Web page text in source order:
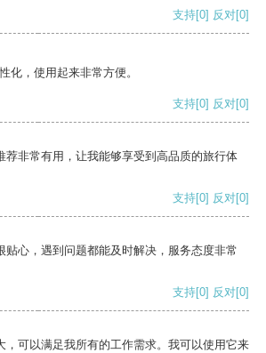
支持[0] 反对[0]
化，使用起来非常方便。
支持[0] 反对[0]
荐非常有用，让我能够享受到高品质的旅行体
支持[0] 反对[0]
贴心，遇到问题都能及时解决，服务态度非常
支持[0] 反对[0]
，可以满足我所有的工作需求。我可以使用它来